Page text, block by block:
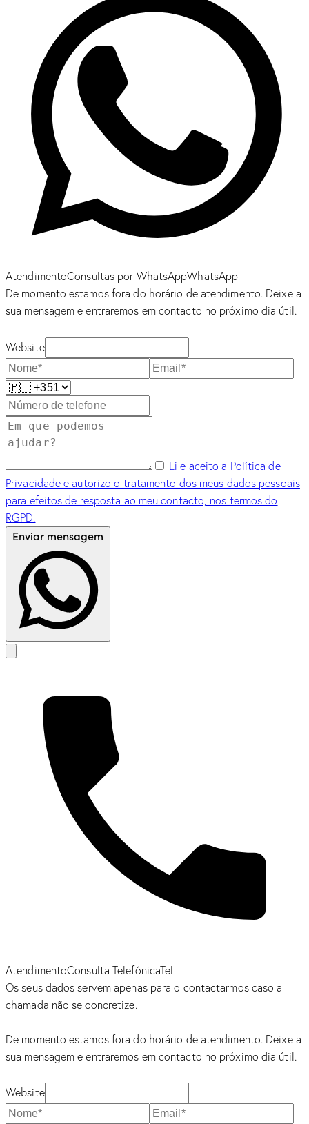
AtendimentoConsultas por WhatsAppWhatsApp
De momento estamos fora do horário de atendimento. Deixe a
sua mensagem e entraremos em contacto no próximo dia útil.
Website
Li e aceito a Política de
Privacidade e autorizo o tratamento dos meus dados pessoais
para efeitos de resposta ao meu contacto, nos termos do
RGPD.
AtendimentoConsulta TelefónicaTel
Os seus dados servem apenas para o contactarmos caso a
chamada não se concretize.
De momento estamos fora do horário de atendimento. Deixe a
sua mensagem e entraremos em contacto no próximo dia útil.
Website